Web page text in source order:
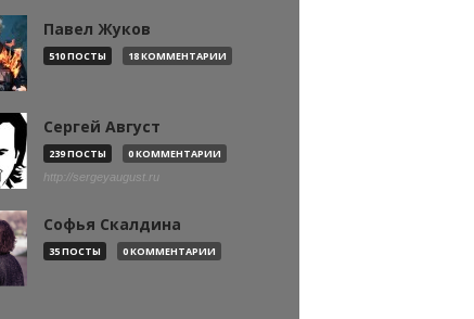
Павел Жуков
510 ПОСТЫ 18 КОММЕНТАРИИ
Сергей Август
239 ПОСТЫ 0 КОММЕНТАРИИ
http://sergeyaugust.ru
Софья Скалдина
35 ПОСТЫ 0 КОММЕНТАРИИ